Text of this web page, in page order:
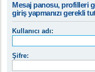
Mesaj panosu, profilleri
giriş yapmanızı gerekli
Kullanıcı adı:
Şifre: